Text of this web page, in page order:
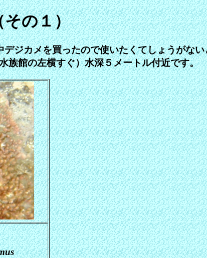
その１）
ジカメを買ったので使いたくてしょうがな
館の左横すぐ）水深５メートル付近です。